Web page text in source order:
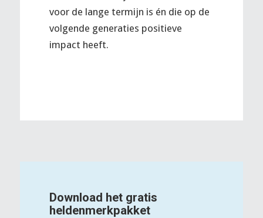
voor de lange termijn is én die op de
volgende generaties positieve
impact heeft.
Download het gratis
heldenmerkpakket